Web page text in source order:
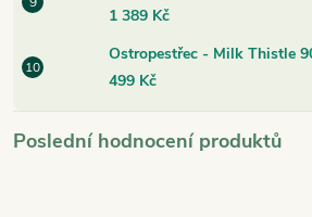
1 389 Kč
Ostropestřec - Milk Thistle
499 Kč
Poslední hodnocení produktů